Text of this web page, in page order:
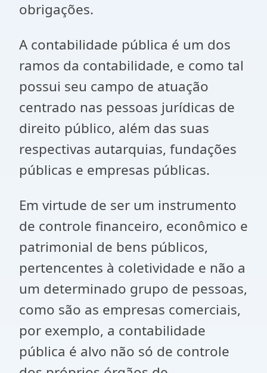
obrigações.
A contabilidade pública é um dos
ramos da contabilidade, e como tal
possui seu campo de atuação
centrado nas pessoas jurídicas de
direito público, além das suas
respectivas autarquias, fundações
públicas e empresas públicas.
Em virtude de ser um instrumento
de controle financeiro, econômico e
patrimonial de bens públicos,
pertencentes à coletividade e não a
um determinado grupo de pessoas,
como são as empresas comerciais,
por exemplo, a contabilidade
pública é alvo não só de controle